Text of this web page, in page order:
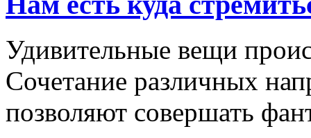
Удивительные вещи
Сочетание различных
позволяют совершать